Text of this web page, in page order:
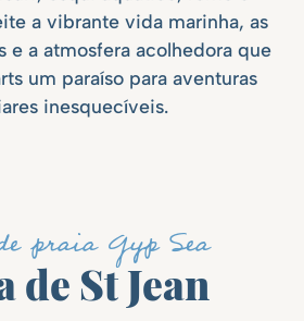
a vibrante vida marinha, as
e a atmosfera acolhedora que
um paraíso para aventuras
inesquecíveis.
praia Gyp Sea
de St Jean